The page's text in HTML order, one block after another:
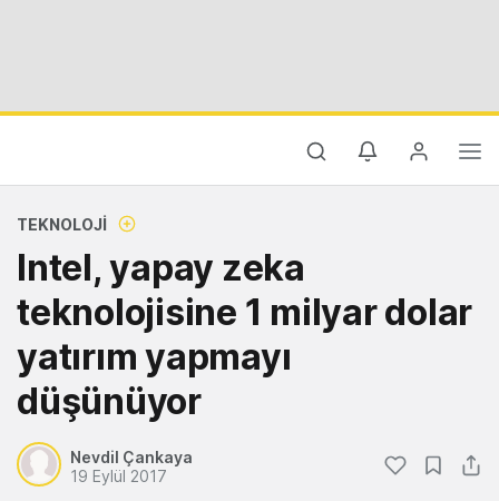
TEKNOLOJI
Intel, yapay zeka
teknolojisine 1 milyar dolar
yatırım yapmayı
düşünüyor
Nevdil Çankaya
19 Eylül 2017